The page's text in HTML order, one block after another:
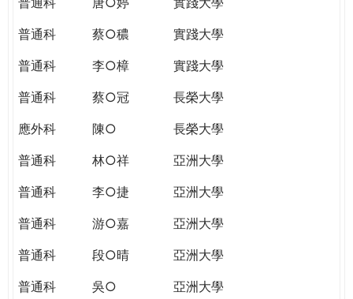
普通科
蔡○穠
實踐大學
普通科
李○樟
實踐大學
普通科
蔡○冠
長榮大學
應外科
陳○
長榮大學
普通科
林○祥
亞洲大學
普通科
李○捷
亞洲大學
普通科
游○嘉
亞洲大學
普通科
段○晴
亞洲大學
普通科
吳○ 亞洲大學